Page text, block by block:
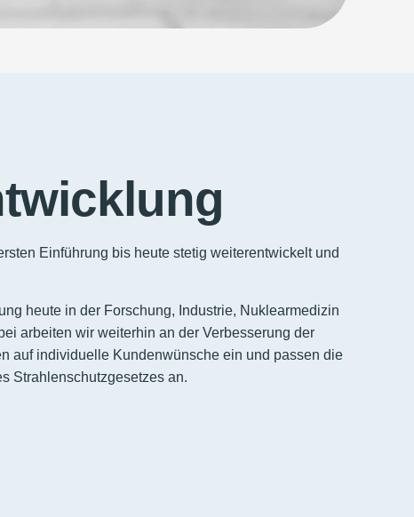
Einführung bis heute stetig weiterentwickelt und
heute in der Forschung, Industrie, Nuklearmedizin
arbeiten wir weiterhin an der Verbesserung der
auf individuelle Kundenwünsche ein und passen die
Strahlenschutzgesetzes an.